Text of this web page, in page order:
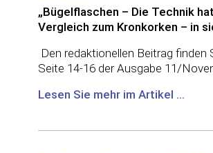
„Bügelflaschen – Die Technik
Vergleich zum Kronkorken – in
Den redaktionellen Beitrag finden
Seite 14-16 der Ausgabe 11/
Lesen Sie mehr im Artikel ...